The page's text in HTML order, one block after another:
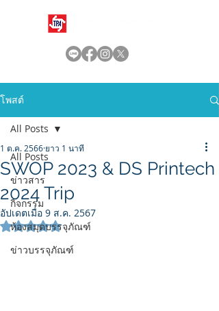
โพสต์
All Posts
ข่าวสาร
กิจกรรม
ห้องสมุดบรรจุภัณฑ์
ข่าวบรรจุภัณฑ์
All Posts
SWOP 2023 & DS Printech
2024 Trip
1 ต.ค. 2566 ยาว 1 นาที
อัปเดตเมื่อ 9 ส.ค. 2567
ได้รับ NaN เต็ม 5 ดาว